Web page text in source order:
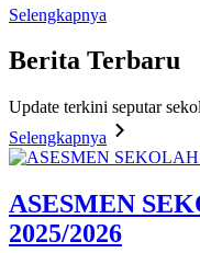
Selengkapnya
Berita Terbaru
Update terkini seputar
Selengkapnya
ASESMEN
2025/2026